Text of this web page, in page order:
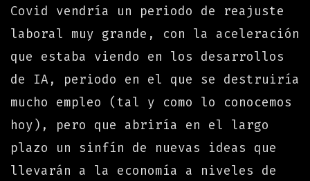
Covid vendría un periodo de reajuste
laboral muy grande, con la aceleración
que estaba viendo en los desarrollos
de IA, periodo en el que se destruiría
mucho empleo (tal y como lo conocemos
hoy), pero que abriría en el largo
plazo un sinfín de nuevas ideas que
llevarán a la economía a niveles de